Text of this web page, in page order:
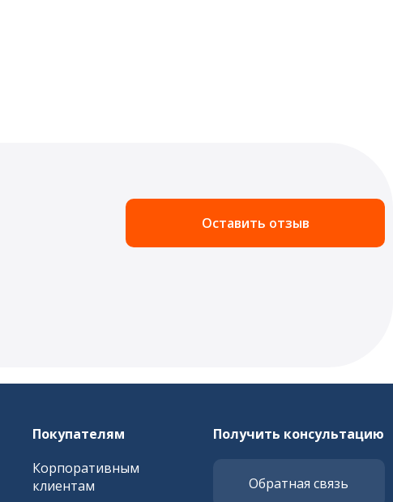
Оставить отзыв
Покупателям
Корпоративным
клиентам
Получить консультацию
Обратная связь